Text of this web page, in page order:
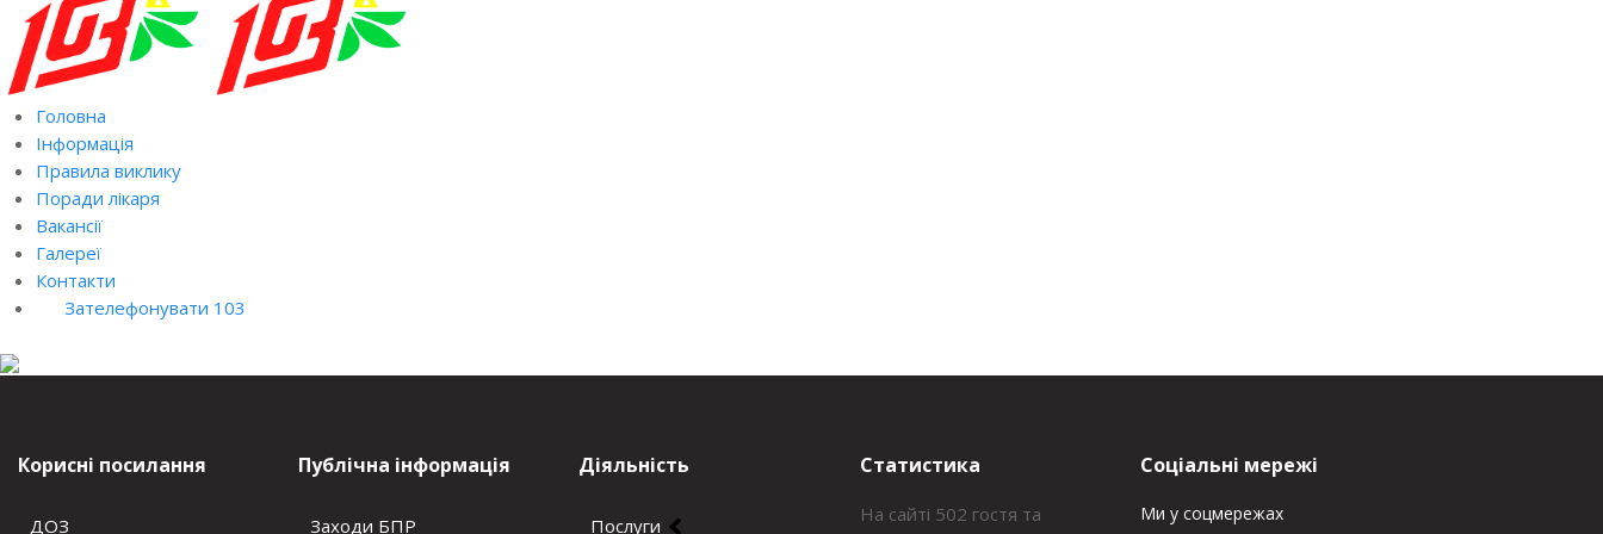
Головна
Інформація
Правила виклику
Поради лікаря
Вакансії
Галереї
Контакти
Зателефонувати 103
Корисні посилання
ДОЗ
Публічна інформація
Заходи БПР
Діяльність
Послуги
Статистика
На сайті 502 гостя та
Соціальні мережі
Ми у соцмережах